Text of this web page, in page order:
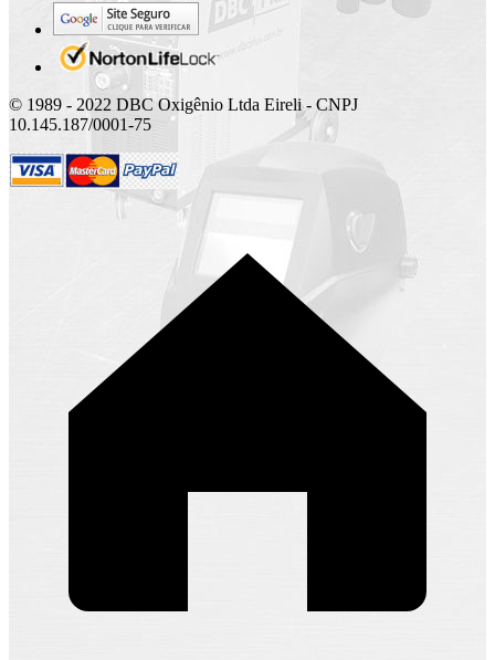
© 1989 - 2022 DBC Oxigênio Ltda Eireli - CNPJ
10.145.187/0001-75